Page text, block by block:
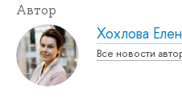
Автор
Хохлова
Все новости